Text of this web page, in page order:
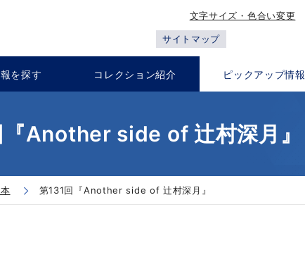
文字サイズ・色合い変更
サイトマップ
を探す コレクション紹介 ピックアップ情報
Another side of 辻村深月』
第131回『Another side of 辻村深月』